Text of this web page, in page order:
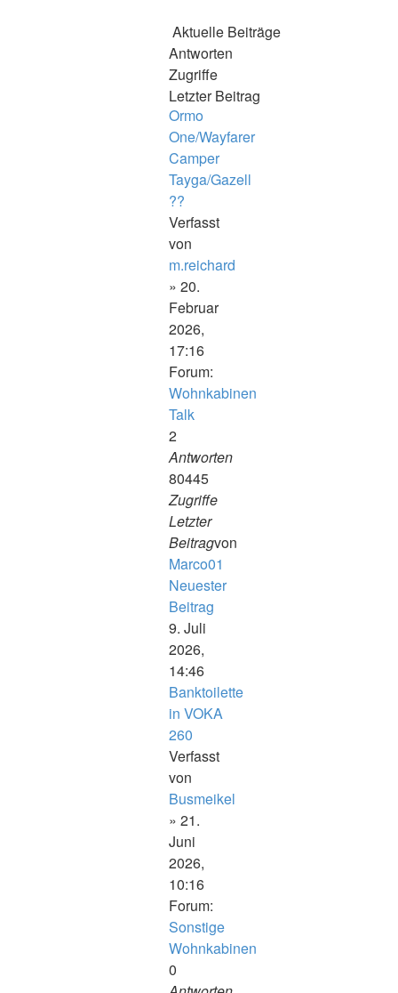
Aktuelle Beiträge
Antworten
Zugriffe
Letzter Beitrag
Ormo
One/Wayfarer
Camper
Tayga/Gazell
??
Verfasst
von
m.reichard
» 20.
Februar
2026,
17:16
Forum:
Wohnkabinen
Talk
2
Antworten
80445
Zugriffe
Letzter
Beitragvon
Marco01
Neuester
Beitrag
9. Juli
2026,
14:46
Banktoilette
in VOKA
260
Verfasst
von
Busmeikel
» 21.
Juni
2026,
10:16
Forum:
Sonstige
Wohnkabinen
0